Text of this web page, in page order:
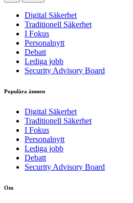
Digital Säkerhet
Traditionell Säkerhet
I Fokus
Personalnytt
Debatt
Lediga jobb
Security Advisory Board
Populära ämnen
Digital Säkerhet
Traditionell Säkerhet
I Fokus
Personalnytt
Lediga jobb
Debatt
Security Advisory Board
Om